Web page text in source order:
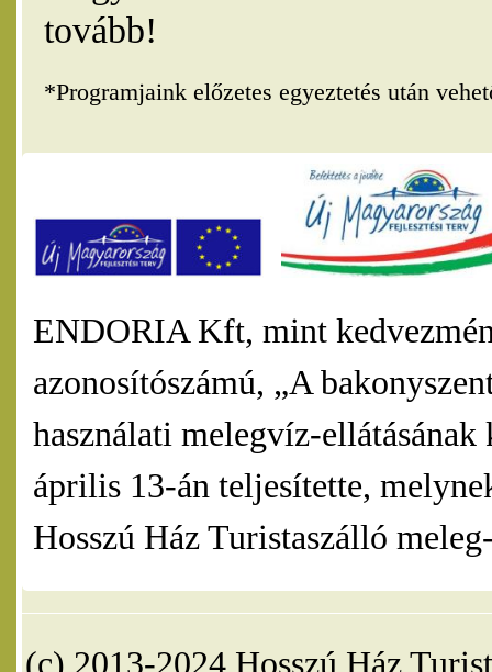
tovább!
*Programjaink előzetes egyeztetés után
ENDORIA Kft, mint
azonosítószámú, „A
használati melegvíz-
április 13-án teljesítette,
Hosszú Ház Turistaszálló
(c) 2013-2024 Hosszú Ház